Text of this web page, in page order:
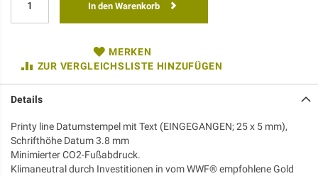
In den Warenkorb
MERKEN
ZUR VERGLEICHSLISTE HINZUFÜGEN
Details
Printy line Datumstempel mit Text (EINGEGANGEN; 25 x 5 mm),
Schrifthöhe Datum 3.8 mm
Minimierter CO2-Fußabdruck.
Klimaneutral durch Investitionen in vom WWF® empfohlene Gold